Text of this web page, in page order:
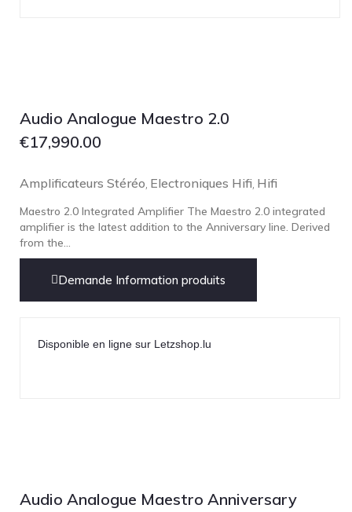
Audio Analogue Maestro 2.0
€17,990.00
Amplificateurs Stéréo Electroniques Hifi Hifi
Maestro 2.0 Integrated Amplifier The Maestro 2.0 integrated
amplifier is the latest addition to the Anniversary line. Derived
from the...
Demande Information produits
Disponible en ligne sur Letzshop.lu
Audio Analogue Maestro Anniversary